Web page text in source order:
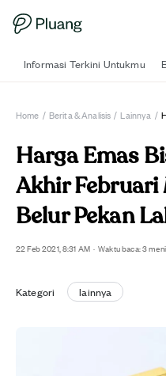
Informasi Terkini Untukmu
Home / Berita & Analisis / Lainnya /
Harga Emas
Akhir Februari
Belur Pekan
22 Feb 2021, 8:31 AM · Waktu baca: 3
Kategori lainnya